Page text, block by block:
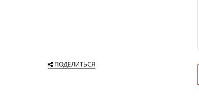
ПОДЕЛИТЬСЯ